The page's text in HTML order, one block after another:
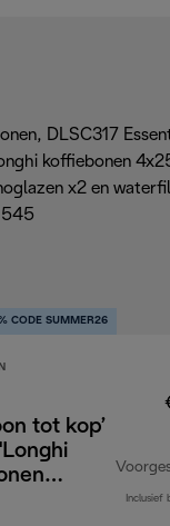
CODE SUMMER26
tot kop’
Inclusief